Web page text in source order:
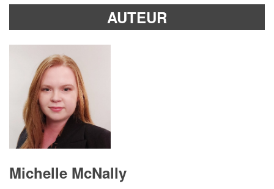
AUTEUR
Michelle McNally